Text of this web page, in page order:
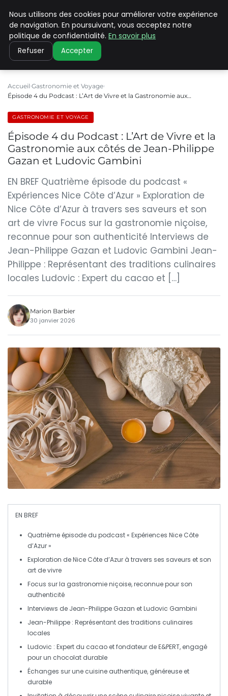
PILAT PATRIMOINES
Accueil Gastronomie et Voyage
Épisode 4 du Podcast : L’Art de Vivre et la Gastronomie aux…
GASTRONOMIE ET VOYAGE
Épisode 4 du Podcast : L’Art de Vivre et la
Gastronomie aux côtés de Jean-Philippe
Gazan et Ludovic Gambini
EN BREF Quatrième épisode du podcast «
Expériences Nice Côte d’Azur » Exploration de
Nice Côte d’Azur à travers ses saveurs et son
art de vivre Focus sur la gastronomie niçoise,
reconnue pour son authenticité Interviews de
Jean-Philippe Gazan et Ludovic Gambini Jean-
Philippe : Représentant des traditions culinaires
locales Ludovic : Expert du cacao et […]
Marion Barbier
30 janvier 2026
EN BREF
Quatrième épisode du podcast « Expériences Nice Côte
d’Azur»
Exploration deNice Côte d’Azur à travers ses saveurs et son
art de vivre
Focus sur la gastronomie niçoise, reconnue pour son
authenticité
Interviews de Jean-Philippe Gazan etLudovic Gambini
Jean-Philippe : Représentant des traditions culinaires
locales
Ludovic : Expert du cacao et fondateur de E&PERT, engagé
pour un chocolat durable
Échanges sur une cuisine authentique, généreuse et
durable
Nous utilisons des cookies pour améliorer votre expérience
de navigation. En poursuivant, vous acceptez notre
politique de confidentialité. En savoir plus
Refuser Accepter